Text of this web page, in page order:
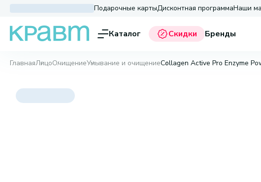
Подарочные картыДисконтная программаНаши
Каталог Скидки Бренды
ГлавнаяЛицоОчищениеУмывание и очищениеCollagen Active Pro Enzyme